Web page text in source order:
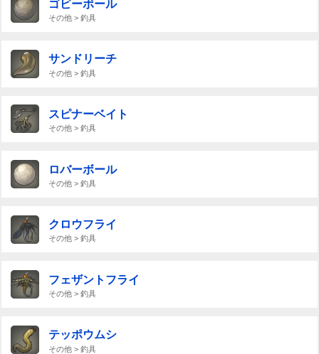
ゴビーボール
その他 > 釣具
サンドリーチ
その他 > 釣具
スピナーベイト
その他 > 釣具
ロバーボール
その他 > 釣具
クロウフライ
その他 > 釣具
フェザントフライ
その他 > 釣具
テッポウムシ
その他 > 釣具